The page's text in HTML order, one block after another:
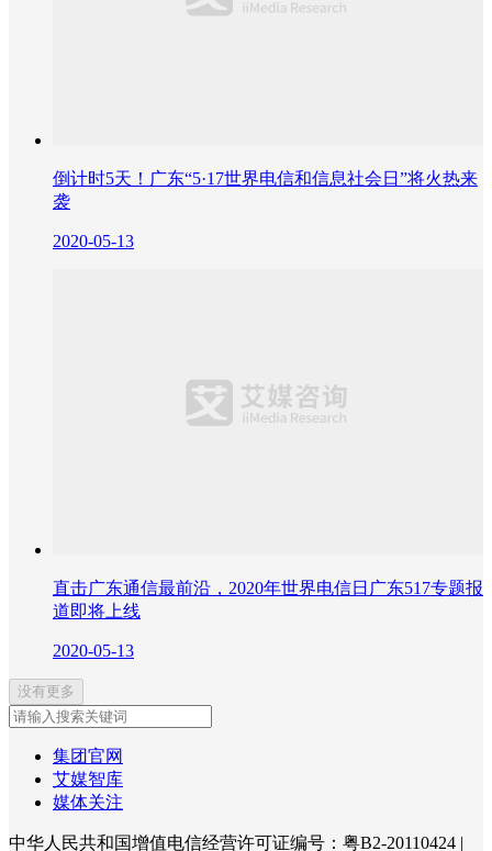
倒计时5天！广东“5·17世界电信和信息社会日”将火热来
袭
2020-05-13
直击广东通信最前沿，2020年世界电信日广东517专题报
道即将上线
2020-05-13
没有更多
集团官网
艾媒智库
媒体关注
中华人民共和国增值电信经营许可证编号：粤B2-20110424 |